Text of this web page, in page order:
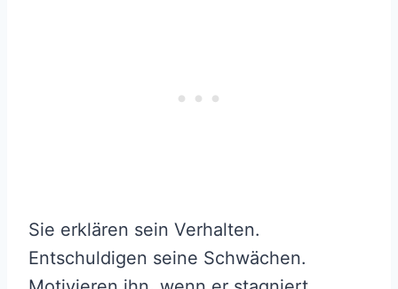
Sie erklären sein Verhalten.
Entschuldigen seine Schwächen.